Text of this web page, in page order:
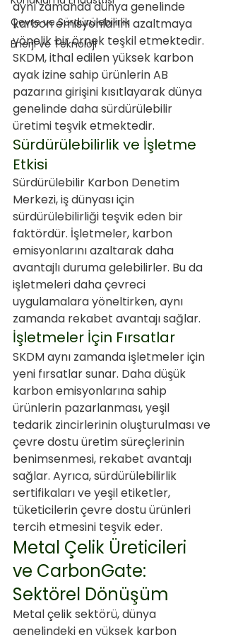
Çevre ve Sürdürülebilirlik
Enerji ve Teknoloji
aynı zamanda dünya genelinde
karbon emisyonlarını azaltmaya
yönelik bir örnek teşkil etmektedir.
SKDM, ithal edilen yüksek karbon
ayak izine sahip ürünlerin AB
pazarına girişini kısıtlayarak dünya
genelinde daha sürdürülebilir
üretimi teşvik etmektedir.
Sürdürülebilirlik ve İşletme
Etkisi
Sürdürülebilir Karbon Denetim
Merkezi, iş dünyası için
sürdürülebilirliği teşvik eden bir
faktördür. İşletmeler, karbon
emisyonlarını azaltarak daha
avantajlı duruma gelebilirler. Bu da
işletmeleri daha çevreci
uygulamalara yöneltirken, aynı
zamanda rekabet avantajı sağlar.
İşletmeler İçin Fırsatlar
SKDM aynı zamanda işletmeler için
yeni fırsatlar sunar. Daha düşük
karbon emisyonlarına sahip
ürünlerin pazarlanması, yeşil
tedarik zincirlerinin oluşturulması ve
çevre dostu üretim süreçlerinin
benimsenmesi, rekabet avantajı
sağlar. Ayrıca, sürdürülebilirlik
sertifikaları ve yeşil etiketler,
tüketicilerin çevre dostu ürünleri
tercih etmesini teşvik eder.
Metal Çelik Üreticileri
ve CarbonGate:
Sektörel Dönüşüm
Metal çelik sektörü, dünya
genelindeki en yüksek karbon